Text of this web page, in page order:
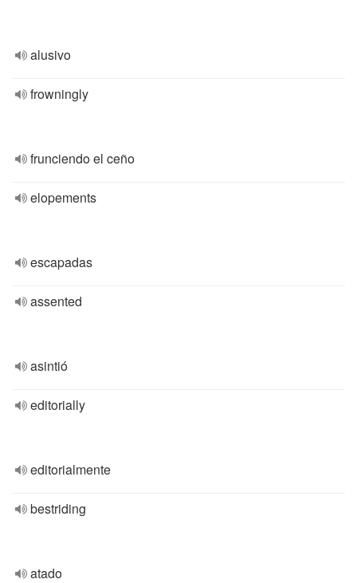
alusivo
frowningly
frunciendo el ceño
elopements
escapadas
assented
asintió
editorially
editorialmente
bestriding
atado